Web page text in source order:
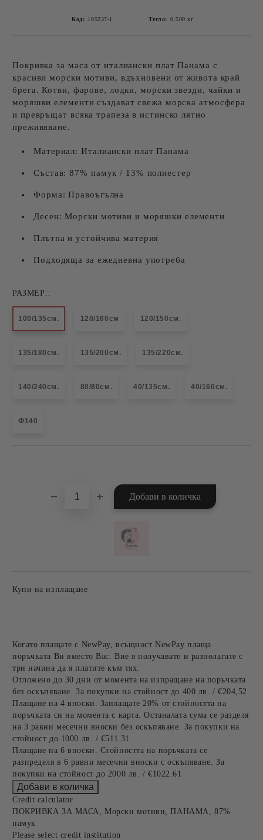
Код: 105237-1 Тегло: 0.500 кг
Покривка за маса от италиански плат Панама с
красиви морски мотиви, вдъхновени от живота край
брега. Котви, фарове, лодки, морски звезди, чайки и
моряшки елементи създават свежа морска атмосфера
и превръщат всяка трапеза в истинско лятно
преживяване.
Материал: Италиански плат Панама
Състав: 87% памук / 13% полиестер
Форма: Правоъгълна
Десен: Морски мотиви и моряшки елементи
Плътна и устойчива материя
Подходяща за ежедневна употреба
РАЗМЕР::
100/135см. 120/160см 120/150см.
135/180см. 135/200см. 135/220см.
140/240см. 80/80см. 40/135см. 40/160см.
Ф140
Купи на изплащане
Когато плащате с NewPay, всъщност NewPay плаща
поръчката Ви вместо Вас. Вие я получавате и разполагате с
три начина да я платите към тях:
Отложено до 30 дни от момента на изпращане на поръчката
без оскъпяване. За покупки на стойност до 400 лв. / €204,52
Плащане на 4 вноски. Заплащате 20% от стойността на
поръчката си на момента с карта. Останалата сума се разделя
на 3 равни месечни вноски без оскъпяване. За покупки на
стойност до 1000 лв. / €511.31
Плащане на 6 вноски. Стойността на поръчката се
разпределя в 6 равни месечни вноски с оскъпяване. За
покупки на стойност до 2000 лв. / €1022.61
Credit calculator
ПОКРИВКА ЗА МАСА, Морски мотиви, ПАНАМА, 87%
памук
Please select credit institution